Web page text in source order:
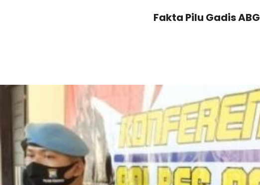
Fakta Pilu Gadis